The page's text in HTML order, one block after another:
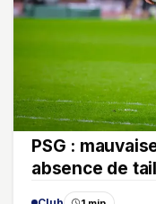
PSG :
absence de